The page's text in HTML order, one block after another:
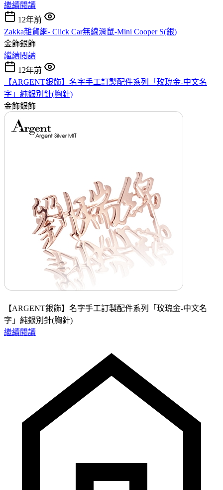
繼續閱讀
12年前
Zakka雜貨網- Click Car無線滑鼠-Mini Cooper S(銀)
金飾銀飾
繼續閱讀
12年前
【ARGENT銀飾】名字手工訂製配件系列「玫瑰金-中文名
字」純銀別針(胸針)
金飾銀飾
【ARGENT銀飾】名字手工訂製配件系列「玫瑰金-中文名
字」純銀別針(胸針)
繼續閱讀